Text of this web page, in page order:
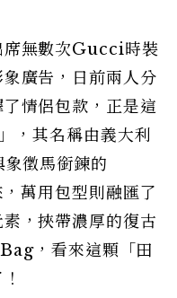
席無數次Gucci時裝
廣告，日前兩人分
情侶包款，正是這
，其名稱由義大利
象徵馬銜鍊的
萬用包型則融匯了
，挾帶濃厚的復古
，看來這顆「田